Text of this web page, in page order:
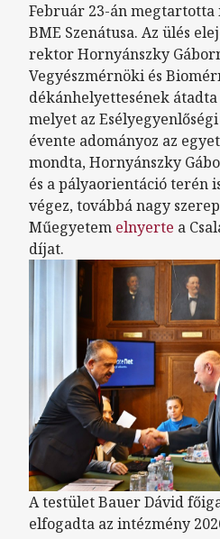
Február 23-án megtartotta
BME Szenátusa. Az ülés
rektor Hornyánszky
Vegyészmérnöki és
dékánhelyettesének
melyet az
évente adományoz az
mondta, Hornyánszky
és a pályaorientáció terén
végez, továbbá nagy
Műegyetem elnyerte a
díjat.
A testület Bauer Dávid
elfogadta az intézmény